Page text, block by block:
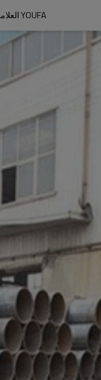
YOUFA العلامة التجارية أنابيب الصلب الملحومة الكربون ERW أنابيب الصلب